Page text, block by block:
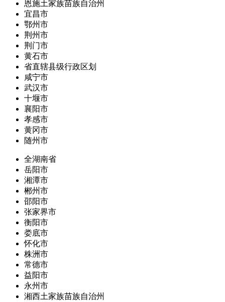
恩施土家族苗族自治州
宜昌市
鄂州市
荆州市
荆门市
黄石市
省直辖县级行政区划
咸宁市
武汉市
十堰市
襄阳市
孝感市
黄冈市
随州市
全湖南省
岳阳市
湘潭市
郴州市
邵阳市
张家界市
衡阳市
娄底市
怀化市
株洲市
常德市
益阳市
永州市
湘西土家族苗族自治州